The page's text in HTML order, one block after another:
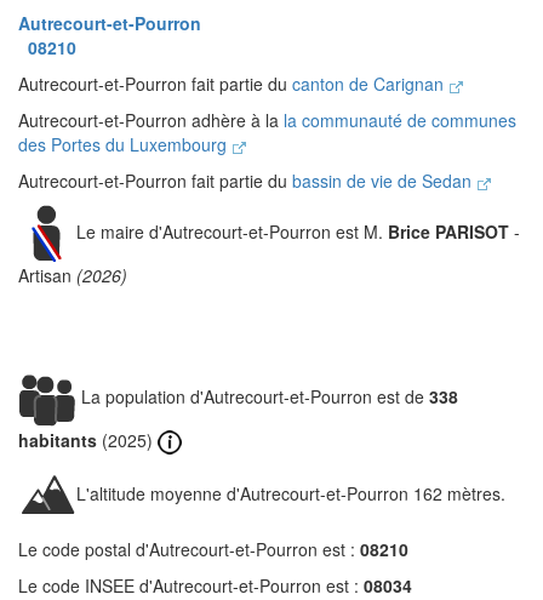
Autrecourt-et-Pourron
08210
Autrecourt-et-Pourron fait partie du canton de Carignan
Autrecourt-et-Pourron adhère à la la communauté de communes
des Portes du Luxembourg
Autrecourt-et-Pourron fait partie du bassin de vie de Sedan
Le maire d'Autrecourt-et-Pourron est M. Brice PARISOT -
Artisan (2026)
La population d'Autrecourt-et-Pourron est de 338
habitants (2025)
L'altitude moyenne d'Autrecourt-et-Pourron 162 mètres.
Le code postal d'Autrecourt-et-Pourron est : 08210
Le code INSEE d'Autrecourt-et-Pourron est : 08034